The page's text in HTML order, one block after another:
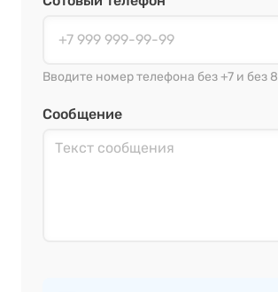
Вводите номер телефона без +7 и без 8
Сообщение